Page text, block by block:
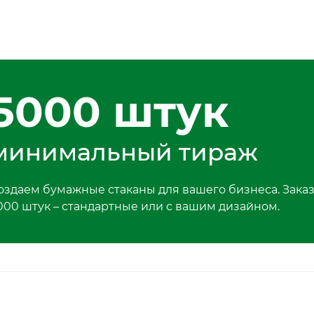
штук
тираж
бумажные стаканы для вашего бизнеса.
штук – стандартные или с вашим дизайном.